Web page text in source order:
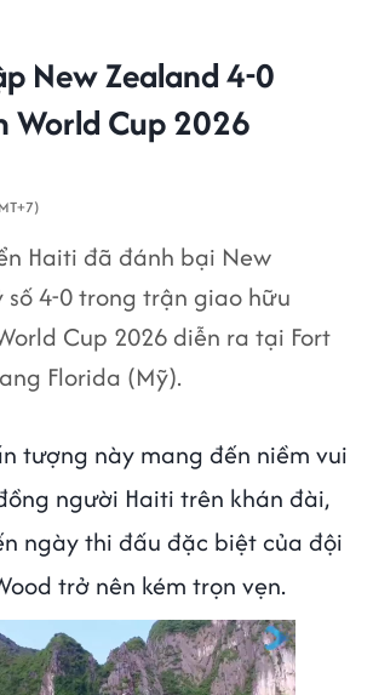
New Zealand 4-0
World Cup 2026
Haiti đã đánh bại New
số 4-0 trong trận giao hữu
Cup 2026 diễn ra tại Fort
Florida (Mỹ).
tượng này mang đến niềm vui
người Haiti trên khán đài,
ngày thi đấu đặc biệt của đội
trở nên kém trọn vẹn.